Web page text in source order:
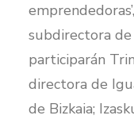
subdirectora
participarán
directora de
de Bizkaia;